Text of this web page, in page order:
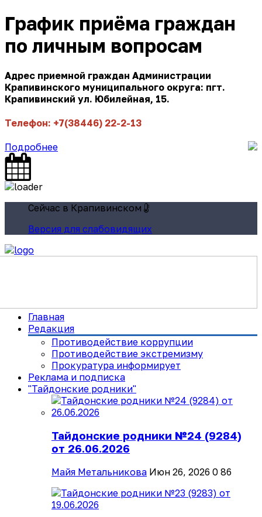
График приёма граждан
по личным вопросам
Адрес приемной граждан Администрации
Крапивинского муниципального округа: пгт.
Крапивинский ул. Юбилейная, 15.
Телефон: +7(38446) 22-2-13
Подробнее
Сейчас в Крапивинском
Версия для слабовидящих
Главная
Редакция
Противодействие коррупции
Противодействие экстремизму
Прокуратура информирует
Реклама и подписка
"Тайдонские родники"
Тайдонские родники №24 (9284)
от 26.06.2026
Майя Метальникова Июн 26, 2026 0 86